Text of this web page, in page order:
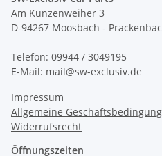
Am Kunzenweiher 3
D-94267 Moosbach -
Telefon: 09944 / 3049195
E-Mail: mail@sw-exclusiv.de
Impressum
Allgemeine
Widerrufsrecht
Öffnungszeiten